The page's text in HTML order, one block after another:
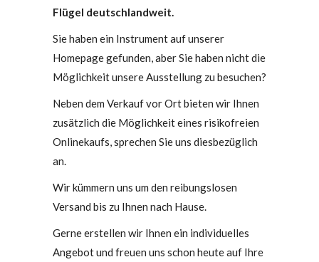
Flügel deutschlandweit.
Sie haben ein Instrument auf unserer
Homepage gefunden, aber Sie haben nicht die
Möglichkeit unsere Ausstellung zu besuchen?
Neben dem Verkauf vor Ort bieten wir Ihnen
zusätzlich die Möglichkeit eines risikofreien
Onlinekaufs, sprechen Sie uns diesbezüglich
an.
Wir kümmern uns um den reibungslosen
Versand bis zu Ihnen nach Hause.
Gerne erstellen wir Ihnen ein individuelles
Angebot und freuen uns schon heute auf Ihre